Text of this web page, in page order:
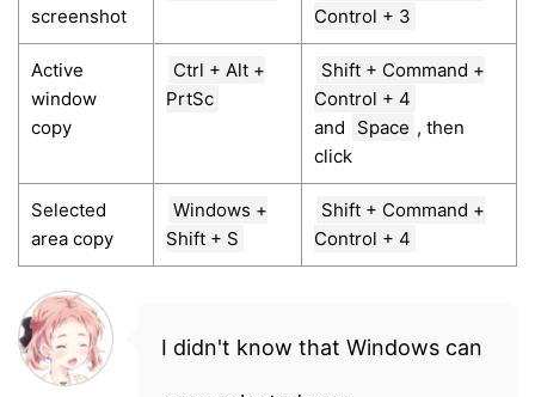
screenshot
Control + 3
Active
window
copy
Ctrl + Alt +
PrtSc
Shift + Command +
Control + 4
and
Space , then
click
Selected
area copy
Windows +
Shift + S
Shift + Command +
Control + 4
I didn't know that Windows can